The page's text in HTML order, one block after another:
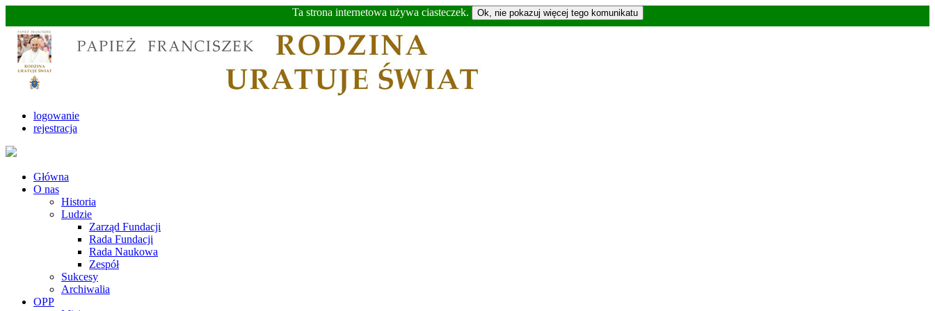
Ta strona internetowa używa ciasteczek.
logowanie
rejestracja
Główna
O nas
Historia
Ludzie
Zarząd Fundacji
Rada Fundacji
Rada Naukowa
Zespół
Sukcesy
Archiwalia
OPP